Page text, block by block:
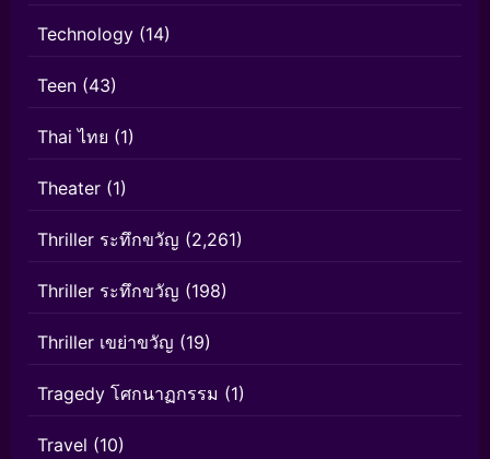
Technology (14)
Teen (43)
Thai ไทย (1)
Theater (1)
Thriller ระทึกขวัญ (2,261)
Thriller ระทึกขวัญ (198)
Thriller เขย่าขวัญ (19)
Tragedy โศกนาฏกรรม (1)
Travel (10)